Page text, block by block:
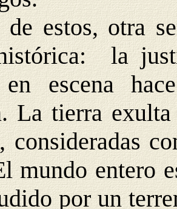
de estos, otra
la
en escena
La tierra
consideradas
mundo entero
por un